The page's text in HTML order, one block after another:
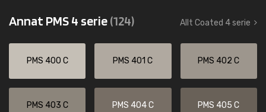
Annat PMS 4 serie(124) Allt Coated 4 serie
PMS 400 C PMS 401 C PMS 402 C
PMS 403 C PMS 404 C PMS 405 C